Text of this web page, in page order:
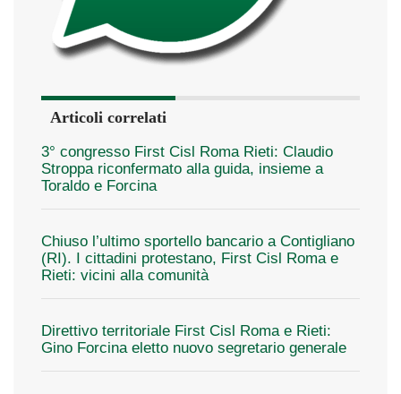
Articoli correlati
3° congresso First Cisl Roma Rieti: Claudio
Stroppa riconfermato alla guida, insieme a
Toraldo e Forcina
Chiuso l’ultimo sportello bancario a Contigliano
(RI). I cittadini protestano, First Cisl Roma e
Rieti: vicini alla comunità
Direttivo territoriale First Cisl Roma e Rieti:
Gino Forcina eletto nuovo segretario generale